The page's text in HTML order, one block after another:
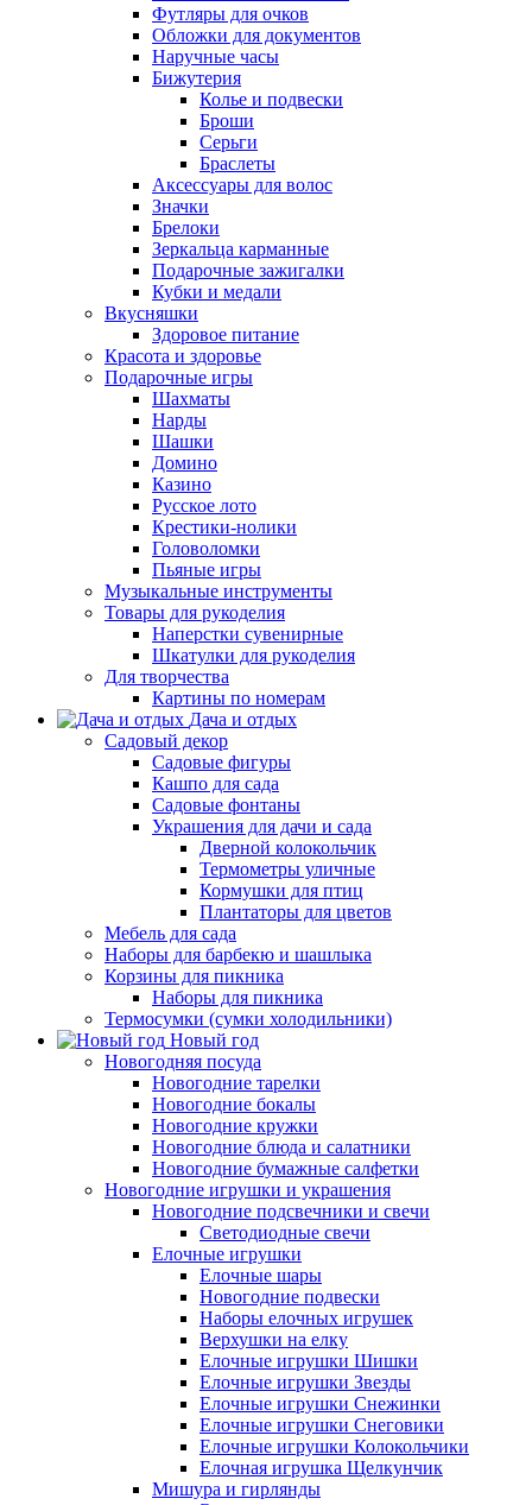
Футляры для очков
Обложки для документов
Наручные часы
Бижутерия
Колье и подвески
Броши
Серьги
Браслеты
Аксессуары для волос
Значки
Брелоки
Зеркальца карманные
Подарочные зажигалки
Кубки и медали
Вкусняшки
Здоровое питание
Красота и здоровье
Подарочные игры
Шахматы
Нарды
Шашки
Домино
Казино
Русское лото
Крестики-нолики
Головоломки
Пьяные игры
Музыкальные инструменты
Товары для рукоделия
Наперстки сувенирные
Шкатулки для рукоделия
Для творчества
Картины по номерам
Дача и отдых
Садовый декор
Садовые фигуры
Кашпо для сада
Садовые фонтаны
Украшения для дачи и сада
Дверной колокольчик
Термометры уличные
Кормушки для птиц
Плантаторы для цветов
Мебель для сада
Наборы для барбекю и шашлыка
Корзины для пикника
Наборы для пикника
Термосумки (сумки холодильники)
Новый год
Новогодняя посуда
Новогодние тарелки
Новогодние бокалы
Новогодние кружки
Новогодние блюда и салатники
Новогодние бумажные салфетки
Новогодние игрушки и украшения
Новогодние подсвечники и свечи
Светодиодные свечи
Елочные игрушки
Елочные шары
Новогодние подвески
Наборы елочных игрушек
Верхушки на елку
Елочные игрушки Шишки
Елочные игрушки Звезды
Елочные игрушки Снежинки
Елочные игрушки Снеговики
Елочные игрушки Колокольчики
Елочная игрушка Щелкунчик
Мишура и гирлянды